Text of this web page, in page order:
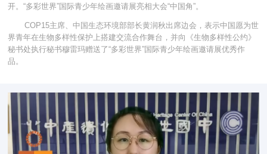
开。“多彩世界”国际青少年绘画邀请展亮相大会“中国角”。
COP15主席、中国生态环境部部长黄润秋出席边会，表示中国愿为世
界青年在生物多样性保护上搭建交流合作舞台，并向《生物多样性公约》
秘书处执行秘书穆雷玛赠送了“多彩世界”国际青少年绘画邀请展优秀作
品。